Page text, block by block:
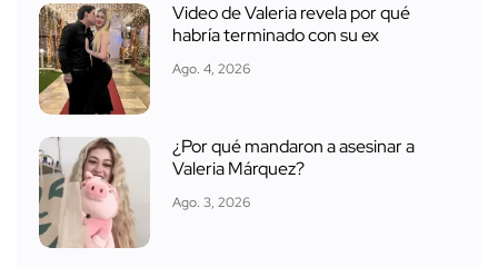
Video de Valeria revela por qué
habría terminado con su ex
Ago. 4, 2026
¿Por qué mandaron a asesinar a
Valeria Márquez?
Ago. 3, 2026